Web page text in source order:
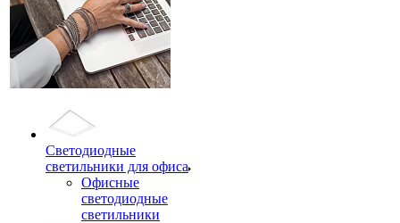
Светодиодные
светильники для офиса
Офисные
светодиодные
светильники